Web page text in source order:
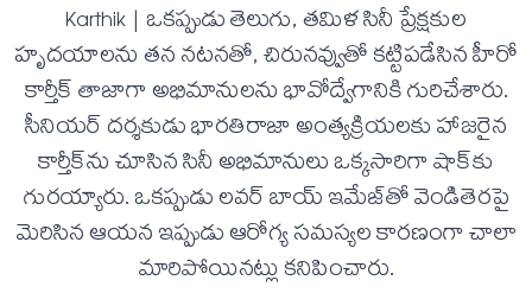
Karthik | ఒకప్పుడు తెలుగు, తమిళ సినీ ప్రేక్షకుల
హృదయాలను తన నటనతో, చిరునవ్వుతో కట్టిపడేసిన హీరో
కార్తీక్ తాజాగా అభిమానులను భావోద్వేగానికి గురిచేశారు.
సీనియర్ దర్శకుడు భారతిరాజా అంత్యక్రియలకు హాజరైన
కార్తీక్‌ను చూసిన సినీ అభిమానులు ఒక్కసారిగా షాక్‌కు
గురయ్యారు. ఒకప్పుడు లవర్ బాయ్ ఇమేజ్‌తో వెండితెరపై
మెరిసిన ఆయన ఇప్పుడు ఆరోగ్య సమస్యల కారణంగా చాలా
మారిపోయినట్లు కనిపించారు.